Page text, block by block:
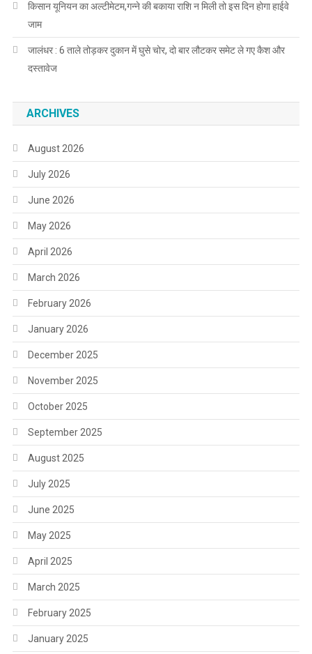
किसान यूनियन का अल्टीमेटम,गन्ने की बकाया राशि न मिली तो इस दिन होगा हाईवे
जाम
जालंधर : 6 ताले तोड़कर दुकान में घुसे चोर, दो बार लौटकर समेट ले गए कैश और
दस्तावेज
ARCHIVES
August 2026
July 2026
June 2026
May 2026
April 2026
March 2026
February 2026
January 2026
December 2025
November 2025
October 2025
September 2025
August 2025
July 2025
June 2025
May 2025
April 2025
March 2025
February 2025
January 2025